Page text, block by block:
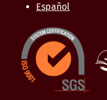
Español